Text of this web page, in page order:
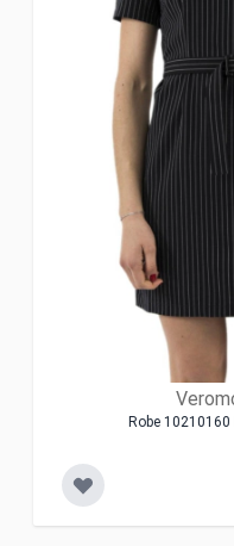
Robe 10210160